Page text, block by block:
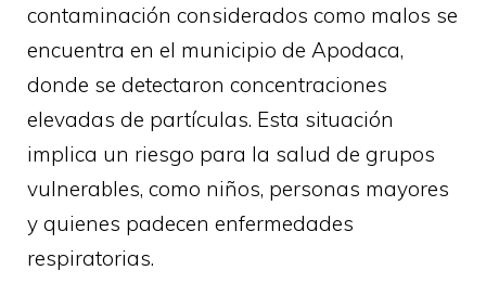
contaminación considerados como malos se
encuentra en el municipio de Apodaca,
donde se detectaron concentraciones
elevadas de partículas. Esta situación
implica un riesgo para la salud de grupos
vulnerables, como niños, personas mayores
y quienes padecen enfermedades
respiratorias.